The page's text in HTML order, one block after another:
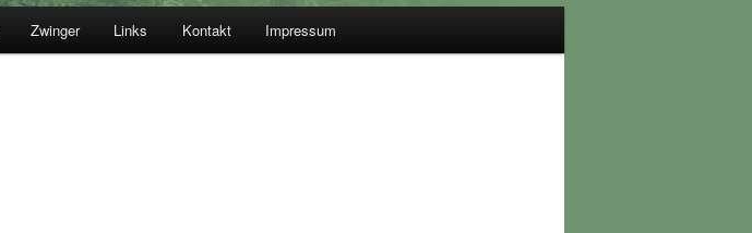
Zwinger Links Kontakt Impressum